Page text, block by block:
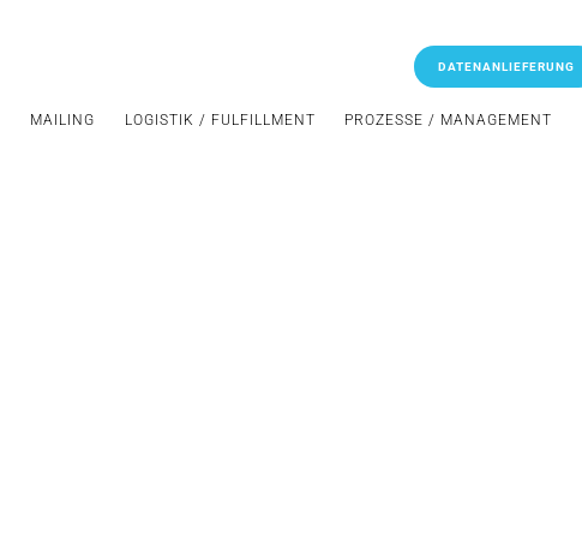
DATENANLIEFERUNG
MAILING LOGISTIK / FULFILLMENT PROZESSE / MANAGEMENT